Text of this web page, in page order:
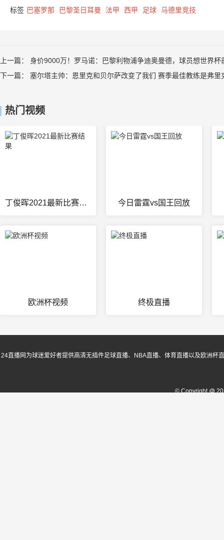
标签 巴塞罗那 巴黎圣日耳曼 法甲 西甲 足球 马德里竞技
上一篇： 身价9000万！罗马诺：巴黎利物浦争迪奥曼德，球员想世界杯
下一篇： 塞尔塔主帅：恩里克和贝尔萨改变了我们 赛季最佳教练是弗里
热门视频
丁俊晖2021最新比赛结果 今日雷霆vs国王回放
欧洲杯视频 终极直播
24直播网为球迷爱好者提供高清无插件足球直播、NBA直播、体育直播以及欧洲
© Copyright @